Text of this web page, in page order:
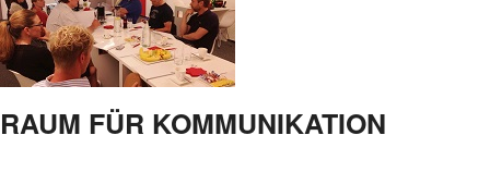
RAUM FÜR KOMMUNIKATION